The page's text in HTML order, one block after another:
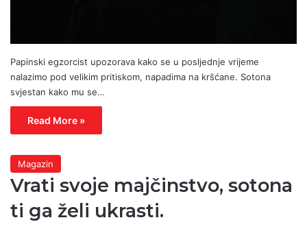
Papinski egzorcist upozorava kako se u posljednje vrijeme
nalazimo pod velikim pritiskom, napadima na kršćane. Sotona
svjestan kako mu se…
Read More »
Magazin
Vrati svoje majčinstvo, sotona
ti ga želi ukrasti.